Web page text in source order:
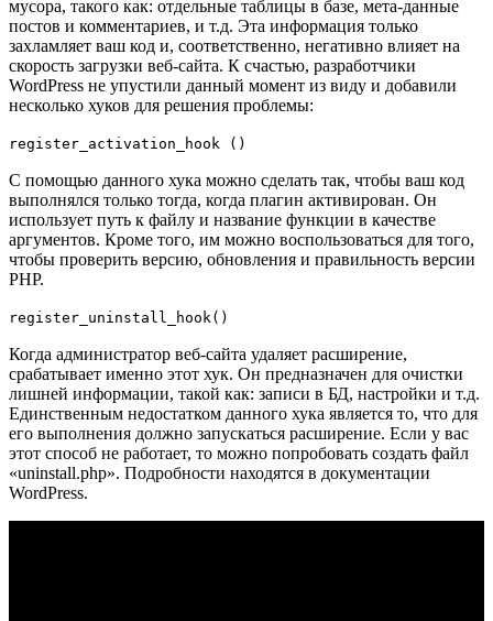
мусора, такого как: отдельные таблицы в базе, мета-данные
постов и комментариев, и т.д. Эта информация только
захламляет ваш код и, соответственно, негативно влияет на
скорость загрузки веб-сайта. К счастью, разработчики
WordPress не упустили данный момент из виду и добавили
несколько хуков для решения проблемы:
register_activation_hook ()
С помощью данного хука можно сделать так, чтобы ваш код
выполнялся только тогда, когда плагин активирован. Он
использует путь к файлу и название функции в качестве
аргументов. Кроме того, им можно воспользоваться для того,
чтобы проверить версию, обновления и правильность версии
PHP.
register_uninstall_hook ()
Когда администратор веб-сайта удаляет расширение,
срабатывает именно этот хук. Он предназначен для очистки
лишней информации, такой как: записи в БД, настройки и т.д.
Единственным недостатком данного хука является то, что для
его выполнения должно запускаться расширение. Если у вас
этот способ не работает, то можно попробовать создать файл
«uninstall.php». Подробности находятся в документации
WordPress.